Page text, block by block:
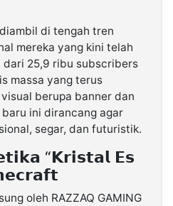
di tengah tren
mereka yang kini telah
dari 25,9 ribu subscribers
massa yang terus
berupa banner dan
ini dirancang agar
segar, dan futuristik.
“𝗞𝗿𝗶𝘀𝘁𝗮𝗹 𝗘𝘀
oleh RAZZAQ GAMING